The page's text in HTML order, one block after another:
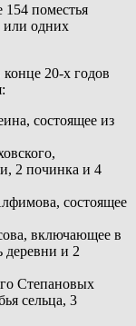
154 поместья
или одних
20-х годов
состоящее из
2 починка и 4
состоящее
включающее в
деревни и 2
Степановых
сельца, 3